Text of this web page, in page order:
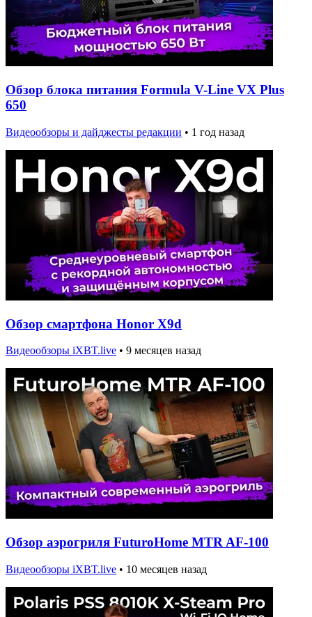
Обзор блока питания Formula V-Line VX Plus
650
Видеообзоры и дайджесты редакции • 1 год назад
Обзор смартфона Honor X9d
Видеообзоры iXBT.live • 9 месяцев назад
Обзор аэрогриля FuturoHome MTR AF-100
Видеообзоры iXBT.live • 10 месяцев назад